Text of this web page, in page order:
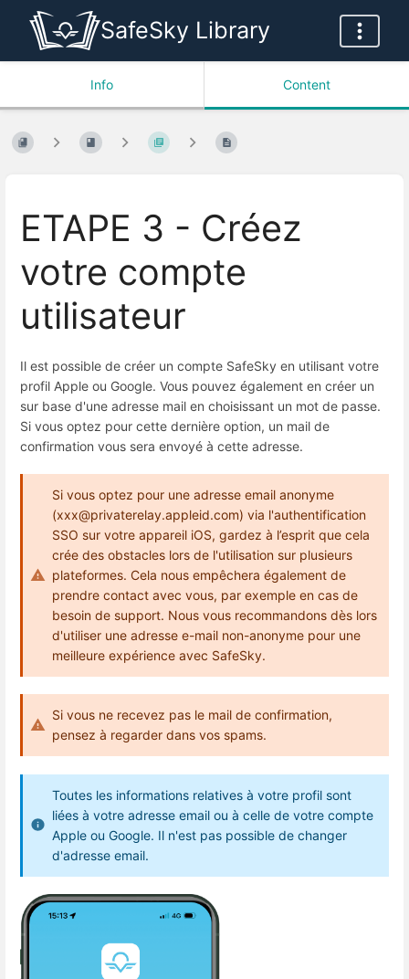
SafeSky Library
Info Content
ETAPE 3 - Créez
votre compte
utilisateur
Il est possible de créer un compte SafeSky en utilisant votre
profil Apple ou Google. Vous pouvez également en créer un
sur base d'une adresse mail en choisissant un mot de passe.
Si vous optez pour cette dernière option, un mail de
confirmation vous sera envoyé à cette adresse.
Si vous optez pour une adresse email anonyme
(xxx@privaterelay.appleid.com) via l'authentification
SSO sur votre appareil iOS, gardez à l’esprit que cela
crée des obstacles lors de l'utilisation sur plusieurs
plateformes. Cela nous empêchera également de
prendre contact avec vous, par exemple en cas de
besoin de support. Nous vous recommandons dès lors
d'utiliser une adresse e-mail non-anonyme pour une
meilleure expérience avec SafeSky.
Si vous ne recevez pas le mail de confirmation,
pensez à regarder dans vos spams.
Toutes les informations relatives à votre profil sont
liées à votre adresse email ou à celle de votre compte
Apple ou Google. Il n'est pas possible de changer
d'adresse email.